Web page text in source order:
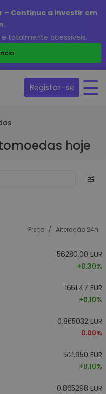
– Continue a investir em
e totalmente acessíveis.
Registar-se
hoje
Preço / Alteração 24h
56280.00 EUR
+0.30%
1661.47 EUR
+0.10%
0.865032 EUR
0.00%
521.950 EUR
+0.10%
0.865298 EUR